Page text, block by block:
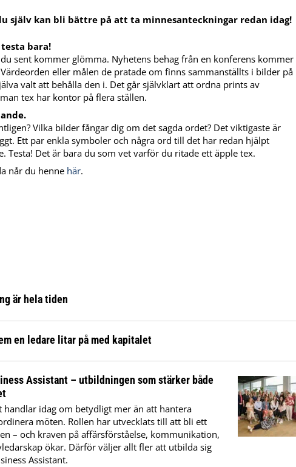
själv kan bli bättre på att ta minnesanteckningar redan idag!
bara!
sent kommer glömma. Nyhetens behag från en konferens kommer
eller målen de pratade om finns sammanställts i bilder på
valt att behålla den i. Det går självklart att ordna prints av
tex har kontor på flera ställen.
Vilka bilder fångar dig om det sagda ordet? Det viktigaste är
Ett par enkla symboler och några ord till det har redan hjälpt
Testa! Det är bara du som vet varför du ritade ett äpple tex.
når du henne här.
är hela tiden
en ledare litar på med kapitalet
Assistant – utbildningen som stärker både
handlar idag om betydligt mer än att hantera
möten. Rollen har utvecklats till att bli ett
– och kraven på affärsförståelse, kommunikation,
ökar. Därför väljer allt fler att utbilda sig
Assistant.